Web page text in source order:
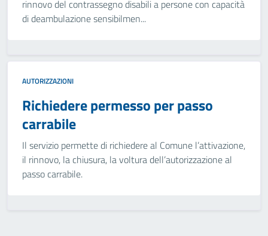
rinnovo del contrassegno disabili a persone con capacità
di deambulazione sensibilmen...
AUTORIZZAZIONI
Richiedere permesso per passo
carrabile
Il servizio permette di richiedere al Comune l’attivazione,
il rinnovo, la chiusura, la voltura dell’autorizzazione al
passo carrabile.